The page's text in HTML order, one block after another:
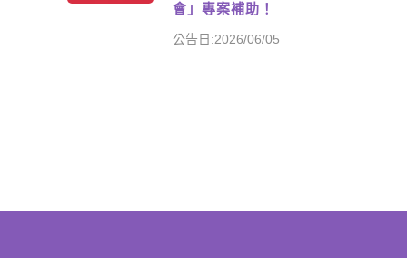
會」專案補助！
公告日:2026/06/05